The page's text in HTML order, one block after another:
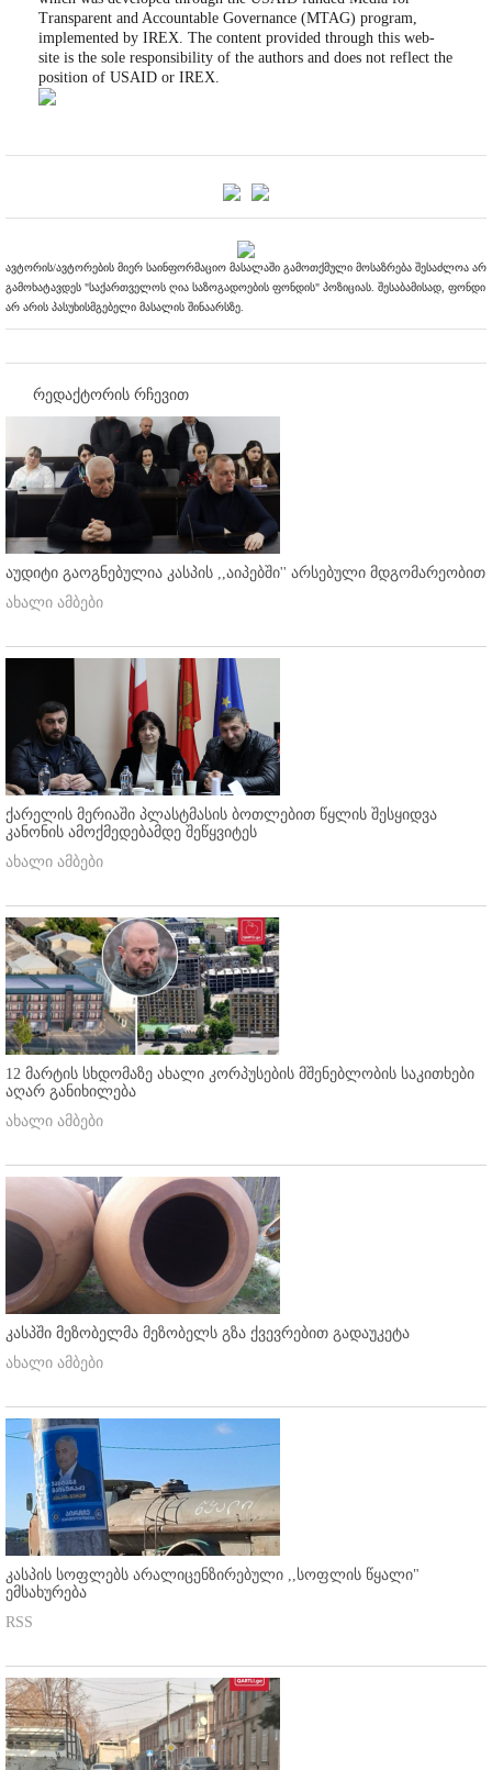
Transparent and Accountable Governance (MTAG) program,
implemented by IREX. The content provided through this web-
site is the sole responsibility of the authors and does not reflect the
position of USAID or IREX.
ავტორის/ავტორების მიერ საინფორმაციო მასალაში გამოთქმული მოსაზრება შესაძლოა არ
გამოხატავდეს "საქართველოს ღია საზოგადოების ფონდის" პოზიციას. შესაბამისად, ფონდი
არ არის პასუხისმგებელი მასალის შინაარსზე.
რედაქტორის რჩევით
აუდიტი გაოგნებულია კასპის ,,აიპებში'' არსებული მდგომარეობით
ახალი ამბები
ქარელის მერიაში პლასტმასის ბოთლებით წყლის შესყიდვა
კანონის ამოქმედებამდე შეწყვიტეს
ახალი ამბები
12 მარტის სხდომაზე ახალი კორპუსების მშენებლობის საკითხები
აღარ განიხილება
ახალი ამბები
კასპში მეზობელმა მეზობელს გზა ქვევრებით გადაუკეტა
ახალი ამბები
კასპის სოფლებს არალიცენზირებული ,,სოფლის წყალი"
ემსახურება
RSS